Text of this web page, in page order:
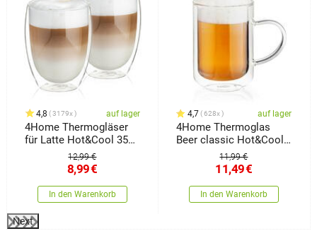
4,8 3179x auf lager
4Home Thermogläser
für Latte Hot&Cool 350
ml, 2 Stück12,99 €
8,99€
In den Warenkorb
4,7 628x auf lager
4Home Thermoglas
Beer classic Hot&Cool
550 ml, 1 Stück
11,99 €
11,49€
In den Warenkorb
Next